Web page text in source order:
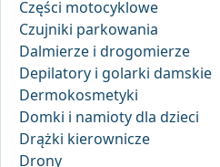
Części motocyklowe
Czujniki parkowania
Dalmierze i drogomierze
Depilatory i golarki damskie
Dermokosmetyki
Domki i namioty dla dzieci
Drążki kierownicze
Drony